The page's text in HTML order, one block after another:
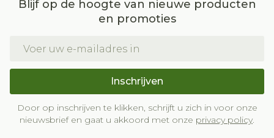
Blijf op de hoogte van nieuwe producten
en promoties
Inschrijven
Door op inschrijven te klikken, schrijft u zich in voor onze
nieuwsbrief en gaat u akkoord met onze privacy policy.